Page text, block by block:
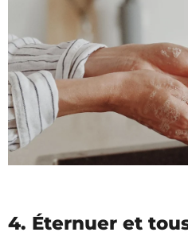
4. Éternuer et